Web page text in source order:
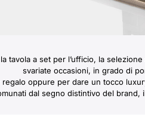
tavola a set per l’ufficio, la
svariate occasioni, in grado di
regalo oppure per dare un tocco
dal segno distintivo del